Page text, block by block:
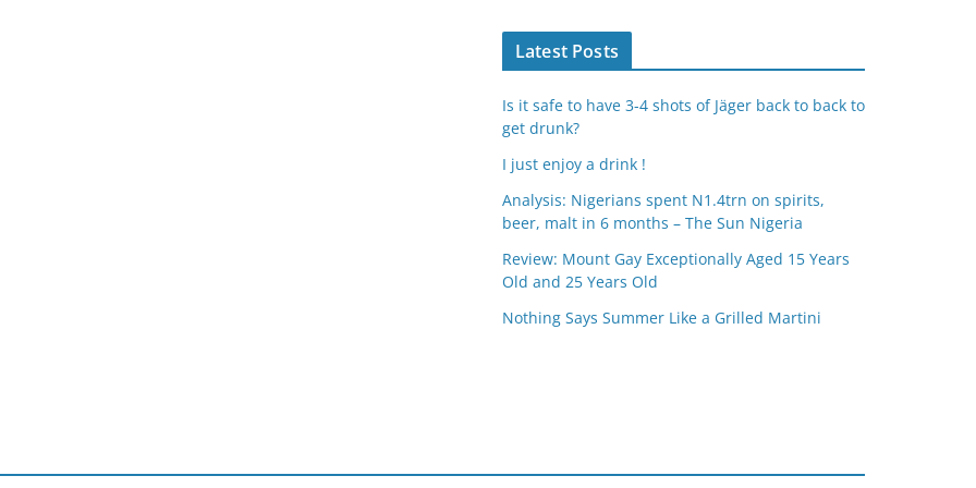
Latest Posts
Is it safe to have 3-4 shots of Jäger back to back to
get drunk?
I just enjoy a drink !
Analysis: Nigerians spent N1.4trn on spirits,
beer, malt in 6 months – The Sun Nigeria
Review: Mount Gay Exceptionally Aged 15 Years
Old and 25 Years Old
Nothing Says Summer Like a Grilled Martini